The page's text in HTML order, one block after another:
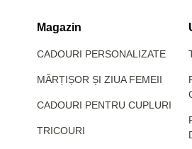
Magazin
CADOURI PERSONALIZATE
MĂRȚIȘOR ȘI ZIUA FEMEII
CADOURI PENTRU CUPLURI
TRICOURI